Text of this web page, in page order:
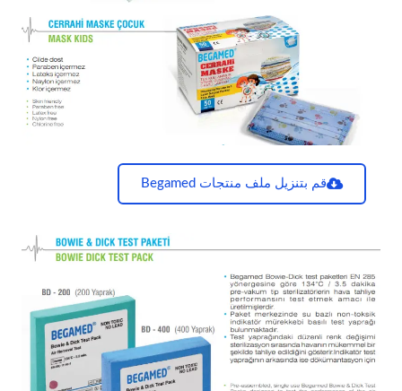
قم بتنزيل ملف منتجات Begamed